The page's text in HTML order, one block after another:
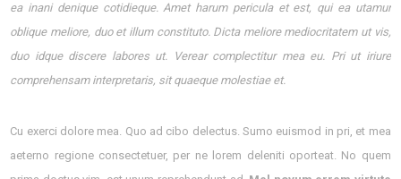
ea inani denique cotidieque. Amet harum pericula et est, qui ea utamur
oblique meliore, duo et illum constituto. Dicta meliore mediocritatem ut vis,
duo idque discere labores ut. Verear complectitur mea eu. Pri ut iriure
comprehensam interpretaris, sit quaeque molestiae et.
Cu exerci dolore mea. Quo ad cibo delectus. Sumo euismod in pri, et mea
aeterno regione consectetuer, per ne lorem deleniti oporteat. No quem